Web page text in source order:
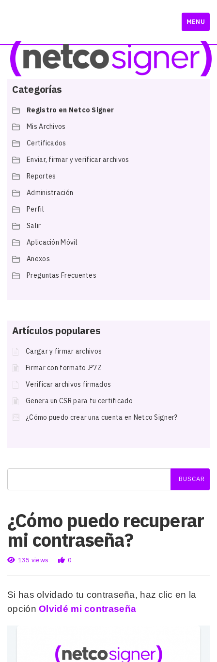
MENU
Categorías
Registro en Netco Signer
Mis Archivos
Certificados
Enviar, firmar y verificar archivos
Reportes
Administración
Perfil
Salir
Aplicación Móvil
Anexos
Preguntas Frecuentes
Artículos populares
Cargar y firmar archivos
Firmar con formato .P7Z
Verificar archivos firmados
Genera un CSR para tu certificado
¿Cómo puedo crear una cuenta en Netco Signer?
¿Cómo puedo recuperar
mi contraseña?
135 views 0
Si has olvidado tu contraseña, haz clic en la
opciónOlvidé mi contraseña